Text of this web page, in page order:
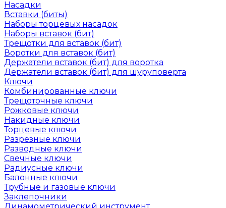
Насадки
Вставки (биты)
Наборы торцевых насадок
Наборы вставок (бит)
Трещотки для вставок (бит)
Воротки для вставок (бит)
Держатели вставок (бит) для воротка
Держатели вставок (бит) для шуруповерта
Ключи
Комбинированные ключи
Трещоточные ключи
Рожковые ключи
Накидные ключи
Торцевые ключи
Разрезные ключи
Разводные ключи
Свечные ключи
Радиусные ключи
Балонные ключи
Трубные и газовые ключи
Заклепочники